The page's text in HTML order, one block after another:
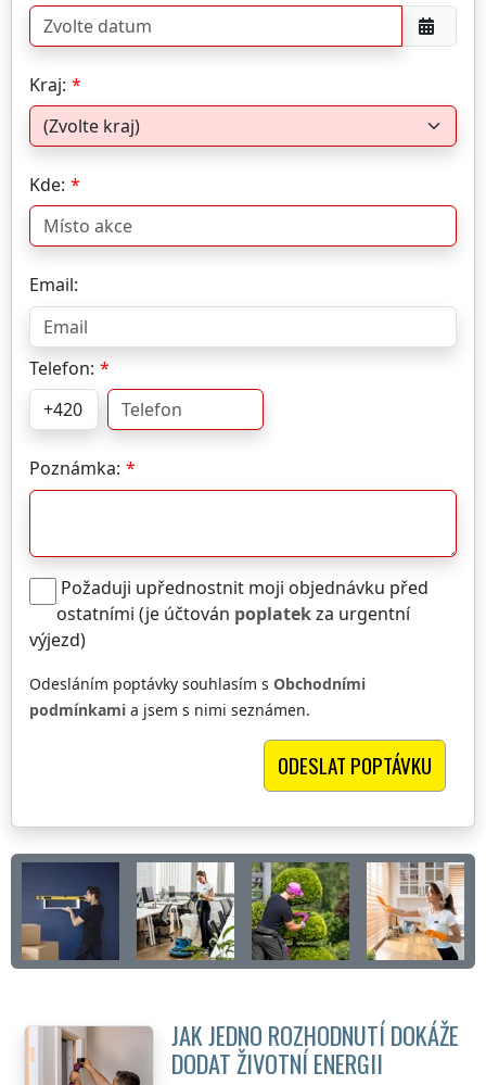
Kraj:
Kde:
Email:
Telefon:
Poznámka:
Požaduji upřednostnit moji objednávku před
ostatními (je účtován poplatekza urgentní
výjezd)
Odesláním poptávky souhlasím s Obchodními
podmínkami a jsem s nimi seznámen.
JAK JEDNO ROZHODNUTÍ DOKÁŽE
DODAT ŽIVOTNÍ ENERGII